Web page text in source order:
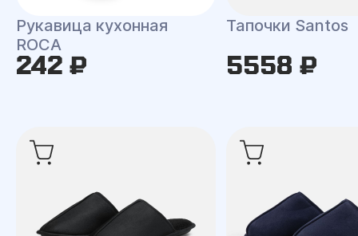
Рукавица кухонная
ROCA
242 ₽
Тапочки Santos
5558 ₽